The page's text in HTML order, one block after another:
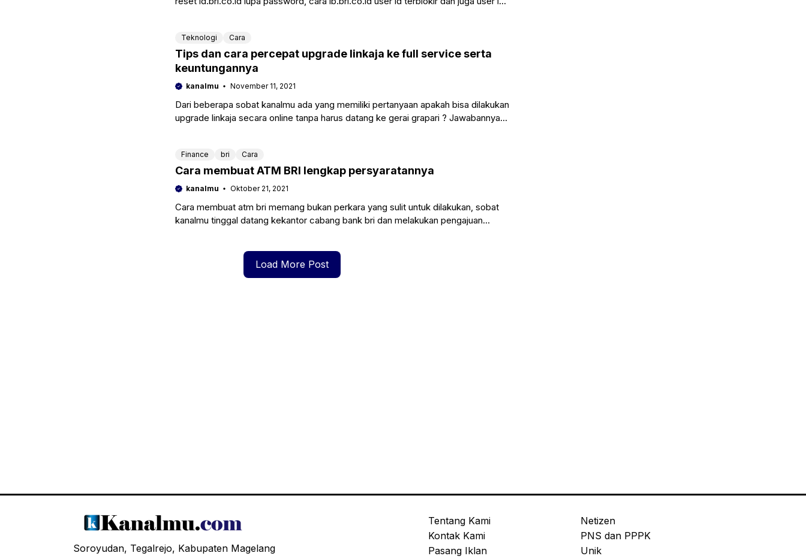
Teknologi Cara
Tips dan cara percepat upgrade linkaja ke full service serta
keuntungannya
kanalmu November 11, 2021
Dari beberapa sobat kanalmu ada yang memiliki pertanyaan apakah bisa dilakukan
upgrade linkaja secara online tanpa harus datang ke gerai grapari ? Jawabannya
Finance bri Cara
Cara membuat ATM BRI lengkap persyaratannya
kanalmu Oktober 21, 2021
Cara membuat atm bri memang bukan perkara yang sulit untuk dilakukan, sobat
kanalmu tinggal datang kekantor cabang bank bri dan melakukan pengajuan
Load More Post
Soroyudan, Tegalrejo, Kabupaten Magelang
Tentang Kami
Kontak Kami
Pasang Iklan
Netizen
PNS dan PPPK
Unik